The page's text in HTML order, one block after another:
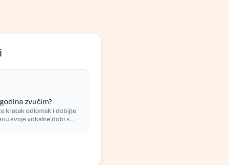
zvučim?
kratak odlomak i dobijte
svoje vokalne dobi s